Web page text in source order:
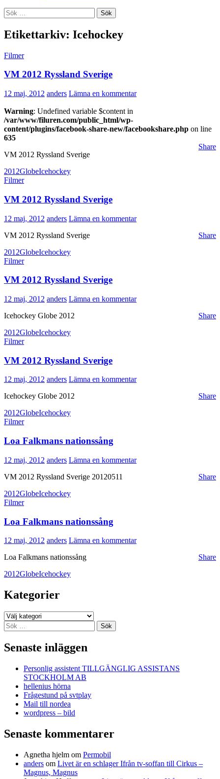
Sök
efter:
Etikettarkiv: Icehockey
Filmer
VM 2012 Ryssland Sverige
12 maj, 2012 anders Lämna en kommentar
Warning: Undefined variable $content in
/var/www/filuren.com/public_html/wp-
content/plugins/facebook-share-new/facebookshare.php on line
635
Share
VM 2012 Ryssland Sverige
2012GlobeIcehockey
Filmer
VM 2012 Ryssland Sverige
12 maj, 2012 anders Lämna en kommentar
Share
VM 2012 Ryssland Sverige
2012GlobeIcehockey
Filmer
VM 2012 Ryssland Sverige
12 maj, 2012 anders Lämna en kommentar
Share
Icehockey Globe 2012
2012GlobeIcehockey
Filmer
VM 2012 Ryssland Sverige
12 maj, 2012 anders Lämna en kommentar
Share
Icehockey Globe 2012
2012GlobeIcehockey
Filmer
Loa Falkmans nationssång
12 maj, 2012 anders Lämna en kommentar
Share
VM 2012 Ryssland Sverige 20120511
2012GlobeIcehockey
Filmer
Loa Falkmans nationssång
12 maj, 2012 anders Lämna en kommentar
Share
Loa Falkmans nationssång
2012GlobeIcehockey
Kategorier
Kategorier
Sök
efter:
Senaste inläggen
Personlig assistent TILLGÄNGLIG ASSISTANS
STOCKHOLM AB
hellenius hörna
Frågestund på svtplay
Mail till nordea
wordpress – bild
Senaste kommentarer
Agnetha hjelm om Permobil
anders om Livet är en schlager Ifrån tv-soffan till Cirkus –
Magnus, Magnus